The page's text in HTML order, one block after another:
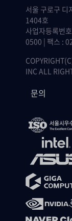
서울 구로구 디
1404호
사업자등록번
0500 | 팩스 :
INC ALL
문의